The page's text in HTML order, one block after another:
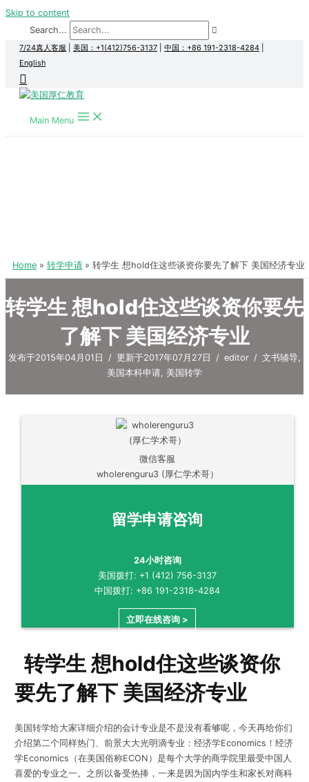
Skip to content
Search...
7/24真人客服 美国：+1(412)756-3137 中国：+86 191-2318-4284
English
Main Menu
Home 转学申请 转学生 想hold住这些谈资你要先了解下 美国经济专业
转学生 想hold住这些谈资你要先
了解下 美国经济专业
发布于2015年04月01日 / 更新于2017年07月27日 / editor / 文书辅导,
美国本科申请, 美国转学
微信客服
wholerenguru3 (厚仁学术哥）
留学申请咨询
24小时咨询
美国拨打: +1 (412) 756-3137
中国拨打: +86 191-2318-4284
立即在线咨询 >
转学生 想hold住这些谈资你
要先了解下 美国经济专业
美国转学给大家详细介绍的会计专业是不是没有看够呢，今天再给你们
介绍第二个同样热门、前景大大光明滴专业：经济学Economics！经济
学Economics（在美国俗称ECON）是每个大学的商学院里最受中国人
喜爱的专业之一。之所以备受热捧，一来是因为国内学生和家长对商科